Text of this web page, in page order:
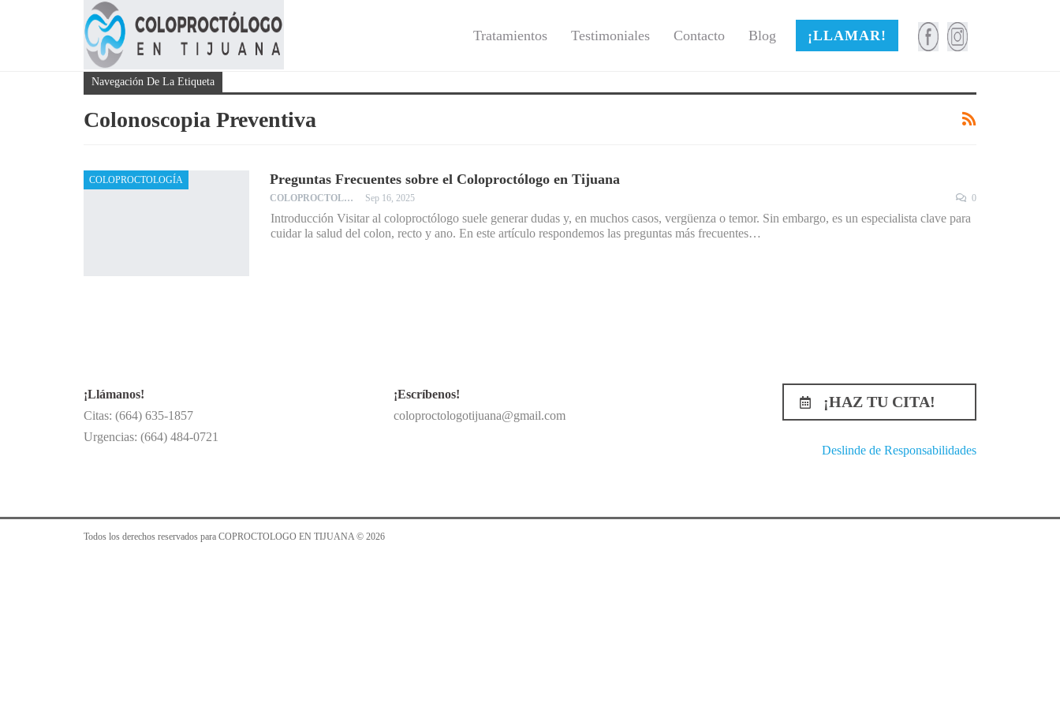
Tratamientos Testimoniales Contacto Blog ¡LLAMAR!
Navegación De La Etiqueta
Colonoscopia Preventiva
COLOPROCTOLOGÍA Preguntas Frecuentes sobre el Coloproctólogo en Tijuana
COLOPROCTOLOGO Sep 16, 2025 0
Introducción Visitar al coloproctólogo suele generar dudas y, en muchos casos, vergüenza o temor. Sin embargo, es un especialista clave para
cuidar la salud del colon, recto y ano. En este artículo respondemos las preguntas más frecuentes…
¡Llámanos!
Citas: (664) 635-1857
Urgencias: (664) 484-0721
¡Escríbenos!
coloproctologotijuana@gmail.com
¡HAZ TU CITA!
Deslinde de Responsabilidades
Todos los derechos reservados para COPROCTOLOGO EN TIJUANA © 2026